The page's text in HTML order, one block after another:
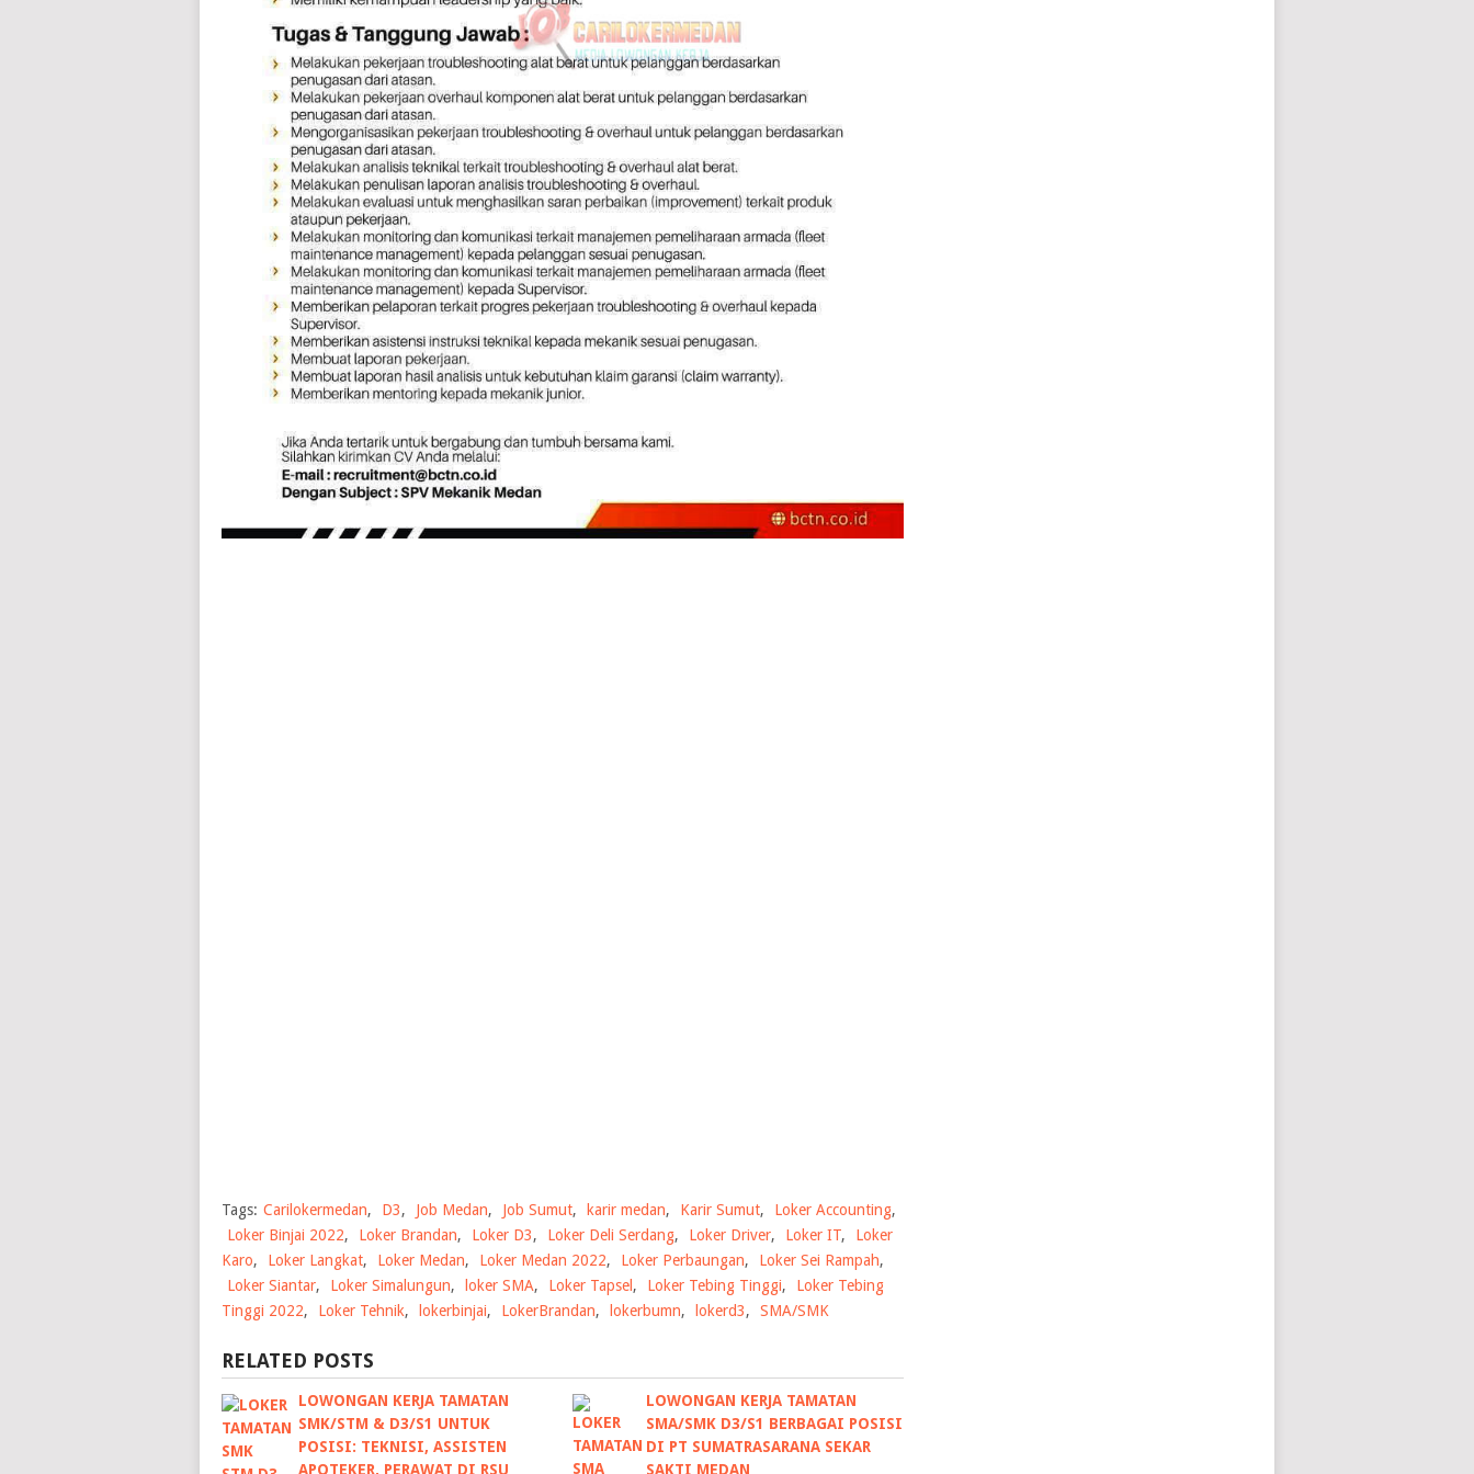
Tags: Carilokermedan, D3, Job Medan, Job Sumut, karir medan, Karir Sumut, Loker Accounting,
Loker Binjai 2022, Loker Brandan, Loker D3, Loker Deli Serdang, Loker Driver, Loker IT,
Loker
Karo, Loker Langkat, Loker Medan, Loker Medan 2022, Loker Perbaungan, Loker Sei Rampah,
Loker Siantar, Loker Simalungun, loker SMA, Loker Tapsel , Loker Tebing Tinggi,
Loker Tebing
Tinggi 2022, Loker Tehnik, lokerbinjai, LokerBrandan, lokerbumn, lokerd3, SMA/SMK
RELATED POSTS
LOWONGAN KERJA TAMATAN
SMK/STM & D3/S1 UNTUK
POSISI: TEKNISI, ASSISTEN
APOTEKER, PERAWAT DI RSU
LOWONGAN KERJA TAMATAN
SMA/SMK D3/S1 BERBAGAI POSISI
DI PT SUMATRASARANA SEKAR
SAKTI MEDAN